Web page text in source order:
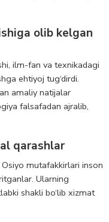
olib kelgan
ilm-fan va texnikadagi
ehtiyoj tug‘dirdi.
amaliy natijalar
falsafadan ajralib,
qarashlar
mutafakkirlari inson
Ularning
shakli bo‘lib xizmat